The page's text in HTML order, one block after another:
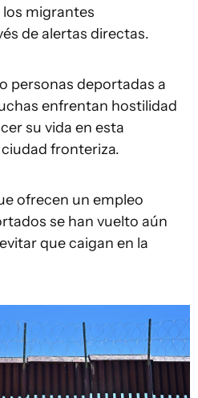
migrantes
de alertas directas.
personas deportadas a
enfrentan hostilidad
su vida en esta
fronteriza.
ofrecen un empleo
se han vuelto aún
que caigan en la